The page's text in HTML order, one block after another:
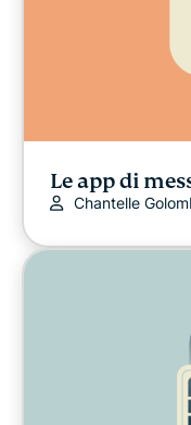
Le app di
Chantelle